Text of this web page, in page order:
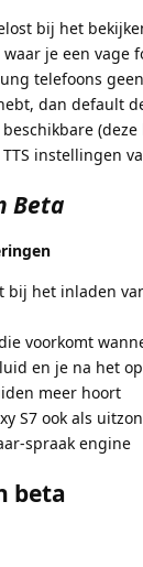
bij het
waar je een vage
telefoons
dan default
instellingen
Beta
bij het inladen
voorkomt
en je na het
meer hoort
S7 ook als
spraak engine
beta